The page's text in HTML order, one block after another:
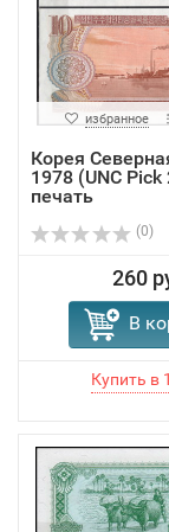
избранное
Корея
1978 (UNC
печать
(0)
260
В